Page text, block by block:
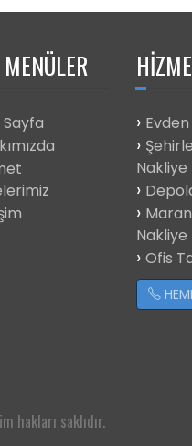
MENÜLER
Nakliye
Nakliye
Ofis
hakları saklıdır.